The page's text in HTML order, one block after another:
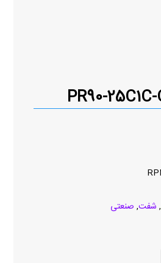
, شفت, صنعتی